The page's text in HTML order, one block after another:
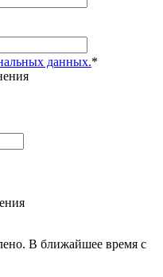
данных.*
В ближайшее время с